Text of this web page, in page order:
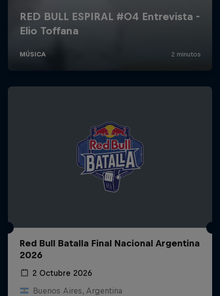
Red Bull Batalla Final Nacional Argentina
2026
2 Octubre 2026
Buenos Aires, Argentina